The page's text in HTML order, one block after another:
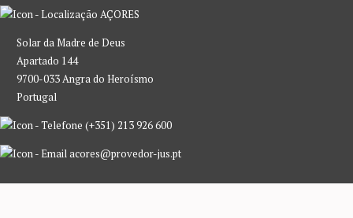
AÇORES
Solar da Madre de Deus
Apartado 144
9700-033 Angra do Heroísmo
Portugal
(+351) 213 926 600
acores@provedor-jus.pt